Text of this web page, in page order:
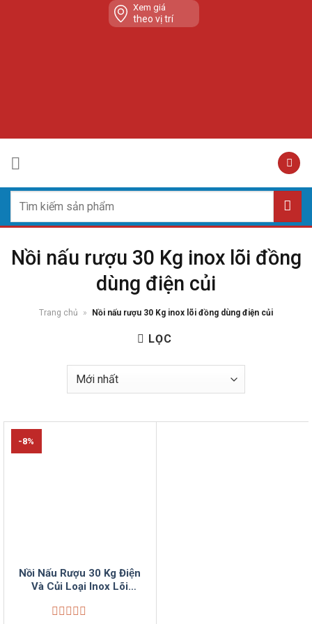
Xem giá
theo vị trí
kiếm:
Nồi nấu rượu 30 Kg inox lõi đồng
dùng điện củi
Trang chủ » Nồi nấu rượu 30 Kg inox lõi đồng dùng điện củi
LỌC
-8%
Nồi Nấu Rượu 30 Kg Điện
Và Củi Loại Inox Lõi